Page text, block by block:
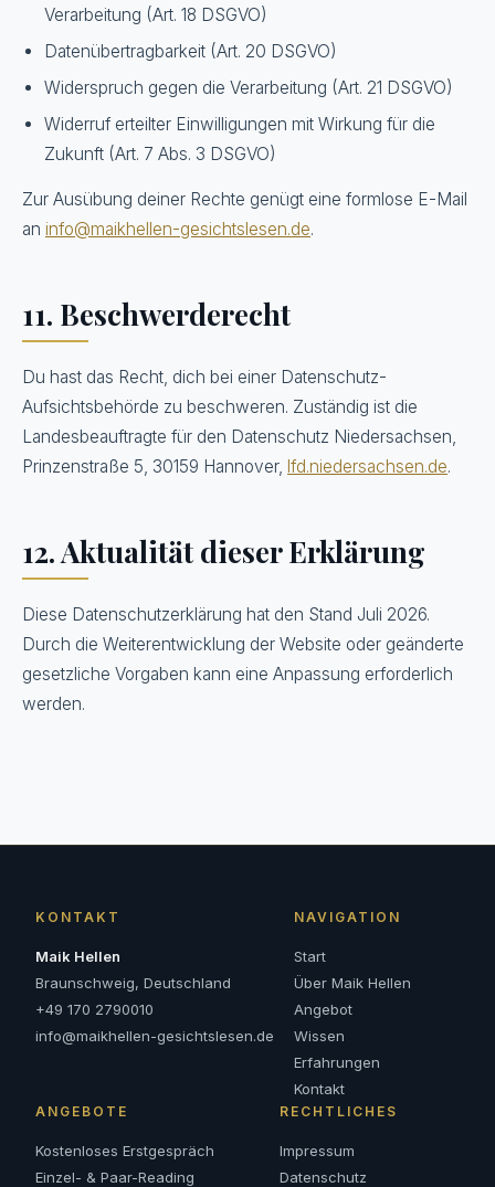
Verarbeitung (Art. 18 DSGVO)
Datenübertragbarkeit (Art. 20 DSGVO)
Widerspruch gegen die Verarbeitung (Art. 21 DSGVO)
Widerruf erteilter Einwilligungen mit Wirkung für die
Zukunft (Art. 7 Abs. 3 DSGVO)
Zur Ausübung deiner Rechte genügt eine formlose E-Mail
an info@maikhellen-gesichtslesen.de.
11. Beschwerderecht
Du hast das Recht, dich bei einer Datenschutz-
Aufsichtsbehörde zu beschweren. Zuständig ist die
Landesbeauftragte für den Datenschutz Niedersachsen,
Prinzenstraße 5, 30159 Hannover, lfd.niedersachsen.de.
12. Aktualität dieser Erklärung
Diese Datenschutzerklärung hat den Stand Juli 2026.
Durch die Weiterentwicklung der Website oder geänderte
gesetzliche Vorgaben kann eine Anpassung erforderlich
werden.
KONTAKT
Maik Hellen
Braunschweig, Deutschland
+49 170 2790010
info@maikhellen-gesichtslesen.de
NAVIGATION
Start
Über Maik Hellen
Angebot
Wissen
Erfahrungen
Kontakt
ANGEBOTE
Kostenloses Erstgespräch
Einzel- & Paar-Reading
RECHTLICHES
Impressum
Datenschutz